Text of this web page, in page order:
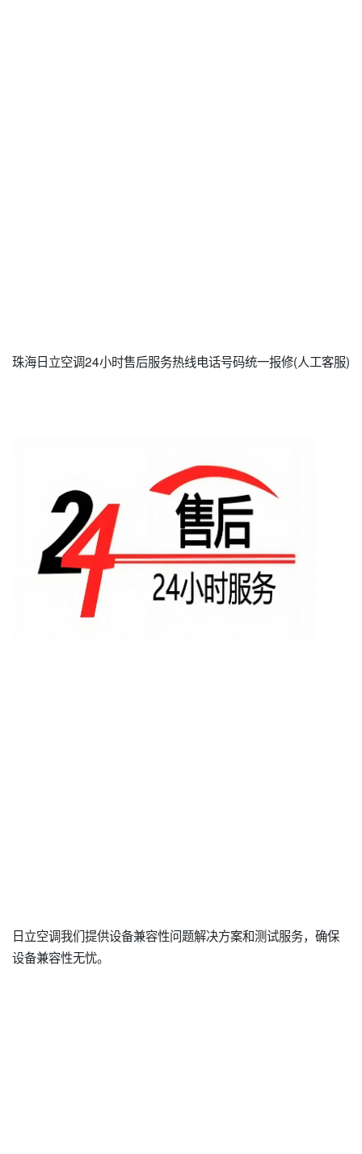
珠海日立空调24小时售后服务热线电话号码统一报修(人工客服)
日立空调我们提供设备兼容性问题解决方案和测试服务，确保
设备兼容性无忧。